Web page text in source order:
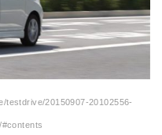
testdrive/20150907-20102556-